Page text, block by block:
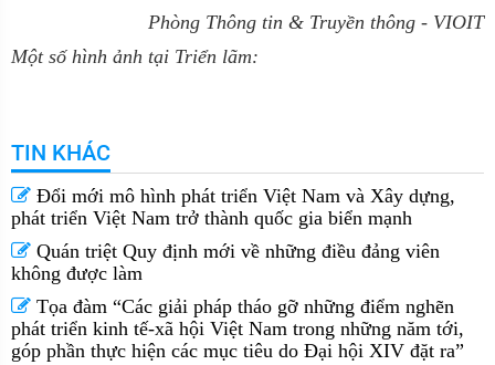
Phòng Thông tin & Truyền thông - VIOIT
Một số hình ảnh tại Triển lãm:
TIN KHÁC
Đổi mới mô hình phát triển Việt Nam và Xây dựng,
phát triển Việt Nam trở thành quốc gia biển mạnh
Quán triệt Quy định mới về những điều đảng viên
không được làm
Tọa đàm “Các giải pháp tháo gỡ những điểm nghẽn
phát triển kinh tế-xã hội Việt Nam trong những năm tới,
góp phần thực hiện các mục tiêu do Đại hội XIV đặt ra”